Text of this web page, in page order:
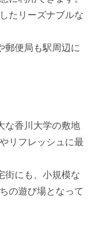
たリーズナブルな
郵便局も駅周辺に
な香川大学の敷地
リフレッシュに最
街にも、小規模な
の遊び場となって